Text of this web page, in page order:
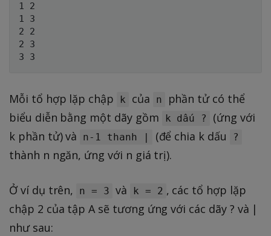
1 2
1 3
2 2
2 3
Mỗi tổ hợp lặp chập k của n
phần tử có thể
biểu diễn bằng một dãy gồm
k dấu ?
(ứng với
k phần tử) và
n-1 thanh | (để chia k dấu ?
thành n ngăn, ứng với n giá trị).
Ở ví dụ trên, n = 3 và k = 2 , các tổ hợp lặp
chập 2 của tập A sẽ tương ứng với các dãy ? và |
như sau: